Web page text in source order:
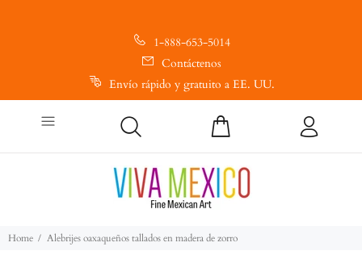
1-888-653-5014
Contáctenos
Envío rápido y gratuito a EE. UU.
Home Alebrijes oaxaqueños tallados en madera de zorro